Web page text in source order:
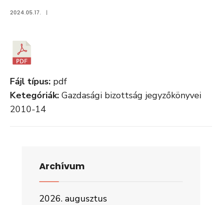
2024.05.17. |
Fájl típus: pdf
Ketegóriák: Gazdasági bizottság jegyzőkönyvei
2010-14
Archívum
2026. augusztus